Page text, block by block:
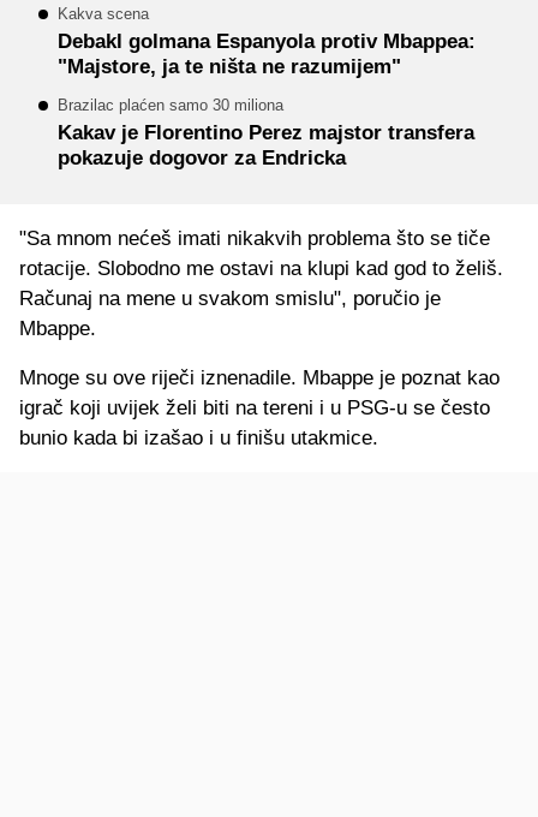
Kakva scena
Debakl golmana Espanyola protiv Mbappea:
"Majstore, ja te ništa ne razumijem"
Brazilac plaćen samo 30 miliona
Kakav je Florentino Perez majstor transfera
pokazuje dogovor za Endricka
"Sa mnom nećeš imati nikakvih problema što se tiče
rotacije. Slobodno me ostavi na klupi kad god to želiš.
Računaj na mene u svakom smislu", poručio je
Mbappe.
Mnoge su ove riječi iznenadile. Mbappe je poznat kao
igrač koji uvijek želi biti na tereni i u PSG-u se često
bunio kada bi izašao i u finišu utakmice.